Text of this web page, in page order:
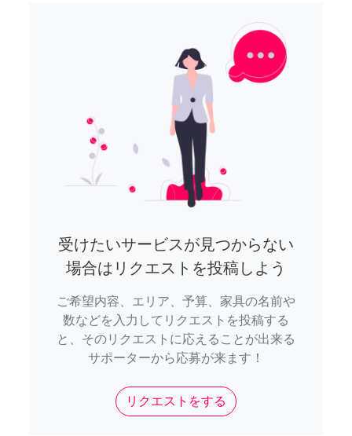
受けたいサービスが見つからない
場合はリクエストを投稿しよう
ご希望内容、エリア、予算、家具の名前や
数などを入力してリクエストを投稿する
と、そのリクエストに応えることが出来る
サポーターから応募が来ます！
リクエストをする